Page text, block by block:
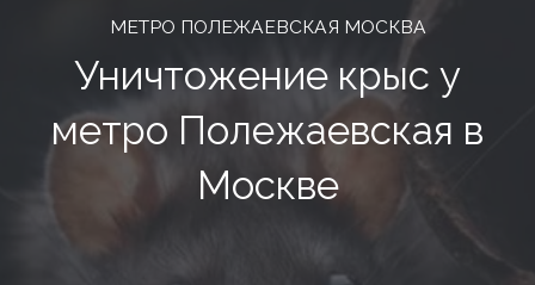
МЕТРО ПОЛЕЖАЕВСКАЯ МОСКВА
Уничтожение крыс у
метро Полежаевская в
Москве